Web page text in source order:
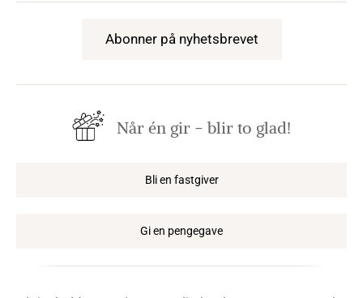
Abonner på nyhetsbrevet
Når én gir − blir to glad!
Bli en fastgiver
Gi en pengegave